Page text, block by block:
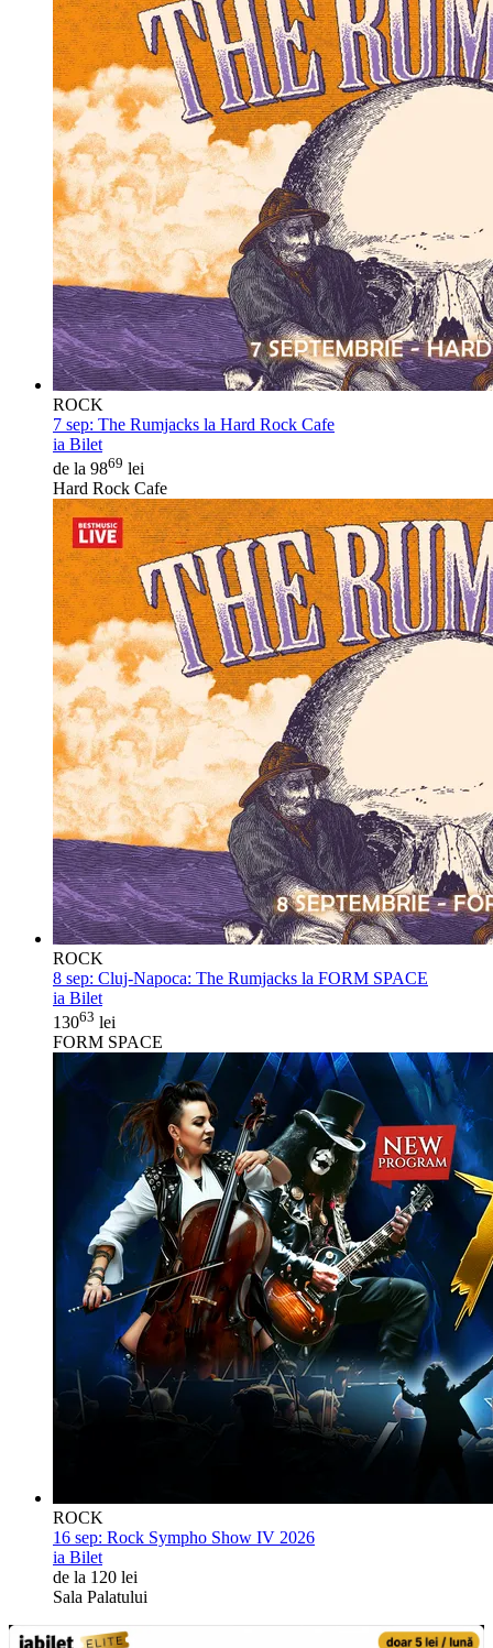
ROCK
7 sep: The Rumjacks la Hard Rock Cafe
ia Bilet
de la 9869 lei
Hard Rock Cafe
ROCK
8 sep: Cluj-Napoca: The Rumjacks la FORM SPACE
ia Bilet
13063 lei
FORM SPACE
ROCK
16 sep: Rock Sympho Show IV 2026
ia Bilet
de la 120 lei
Sala Palatului